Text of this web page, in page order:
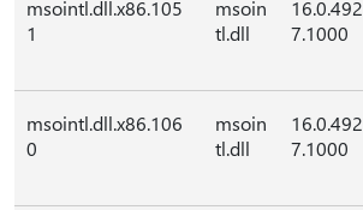
msointl.dll.x86.105
1
msoin
tl.dll
16.0.492
7.1000
msointl.dll.x86.106
0
msoin
tl.dll
16.0.492
7.1000